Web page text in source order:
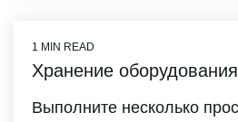
1 MIN READ
Хранение оборудования
Выполните несколько